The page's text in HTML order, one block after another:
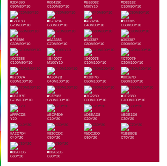
#2D4390
C90M80Y10
#004190
C100M80Y10
#E63082
M90Y10
#D83182
C10M90Y10
#C83183
C20M90Y10
#B73284
C30M90Y10
#A63284
C40M90Y10
#933385
C50M90Y10
#7F3386
C60M90Y10
#6A3386
C70M90Y10
#513387
C80M90Y10
#363387
C90M90Y10
#0C3388
C100M90Y10
#E40077
M100Y10
#D60078
C10M100Y10
#C70079
C20M100Y10
#B7007A
C30M100Y10
#A5047B
C40M100Y10
#930F7C
C50M100Y10
#80167D
C60M100Y10
#6B1B7E
C70M100Y10
#532983
C80M100Y10
#3C2280
C90M100Y10
#1E2380
C100M100Y10
#FFFCDB
Y20
#ECF4D9
C10Y20
#D5EAD8
C20Y20
#BDE1D6
C30Y20
#A2D7D4
C40Y20
#83CCD2
C50Y20
#5DC2D0
C60Y20
#1BB8CE
C70Y20
#00AFCC
C80Y20
#00A6CB
C90Y20